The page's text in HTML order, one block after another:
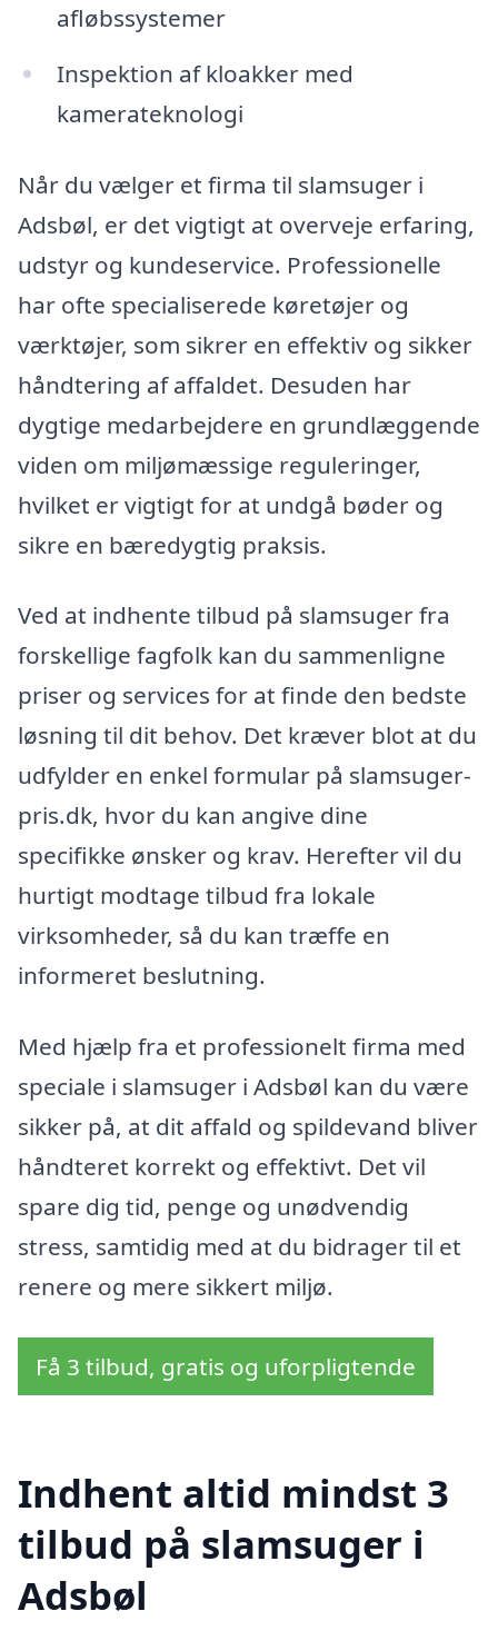
afløbssystemer
Inspektion af kloakker med
kamerateknologi
Når du vælger et firma til slamsuger i
Adsbøl, er det vigtigt at overveje erfaring,
udstyr og kundeservice. Professionelle
har ofte specialiserede køretøjer og
værktøjer, som sikrer en effektiv og sikker
håndtering af affaldet. Desuden har
dygtige medarbejdere en grundlæggende
viden om miljømæssige reguleringer,
hvilket er vigtigt for at undgå bøder og
sikre en bæredygtig praksis.
Ved at indhente tilbud på slamsuger fra
forskellige fagfolk kan du sammenligne
priser og services for at finde den bedste
løsning til dit behov. Det kræver blot at du
udfylder en enkel formular på slamsuger-
pris.dk, hvor du kan angive dine
specifikke ønsker og krav. Herefter vil du
hurtigt modtage tilbud fra lokale
virksomheder, så du kan træffe en
informeret beslutning.
Med hjælp fra et professionelt firma med
speciale i slamsuger i Adsbøl kan du være
sikker på, at dit affald og spildevand bliver
håndteret korrekt og effektivt. Det vil
spare dig tid, penge og unødvendig
stress, samtidig med at du bidrager til et
renere og mere sikkert miljø.
Få 3 tilbud, gratis og uforpligtende
Indhent altid mindst 3
tilbud på slamsuger i
Adsbøl